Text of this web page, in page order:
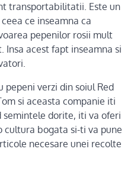
transportabilitatii. Este un
ce inseamna ca
pepenilor rosii mult
Insa acest fapt inseamna si
pepeni verzi din soiul Red
si aceasta companie iti
semintele dorite, iti va oferi
bogata si-ti va pune
necesare unei recolte